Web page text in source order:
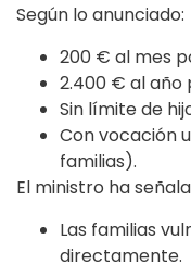
Según lo anunciado:
200 € al mes
2.400 € al año
Sin límite de
Con vocación
familias).
El ministro ha
Las familias
directamente.